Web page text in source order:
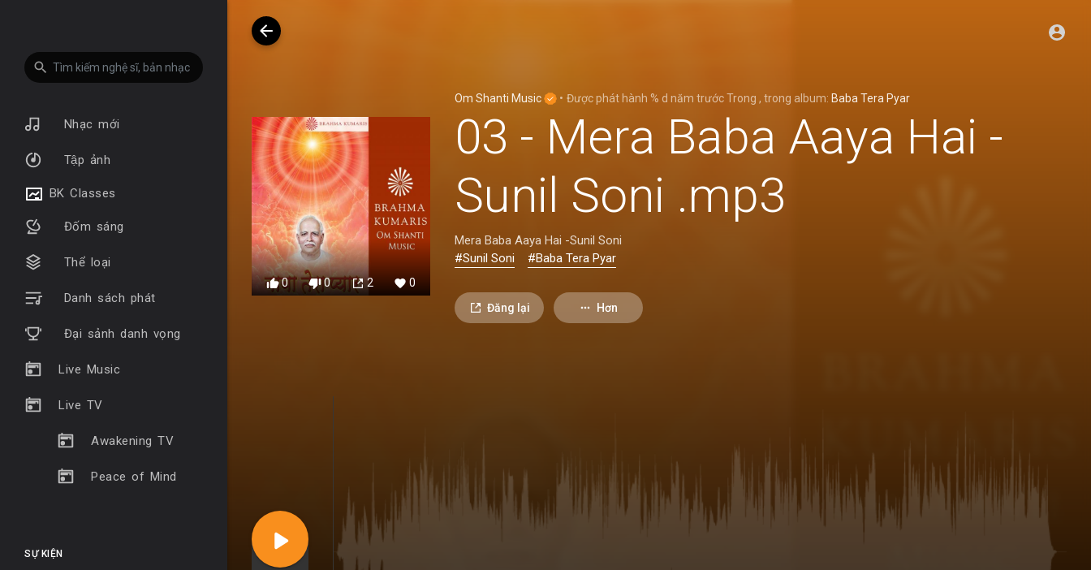
Nhạc mới
Tập ảnh
BK Classes
Đốm sáng
Thể loại
Danh sách phát
Đại sảnh danh vọng
Live Music
Live TV
Awakening TV
Peace of Mind
SỰ KIỆN
0 0 2 0
Om Shanti Music • Được phát hành % d năm trướcTrong , trong album: Baba Tera Pyar
03 - Mera Baba Aaya Hai -
Sunil Soni .mp3
Mera Baba Aaya Hai -Sunil Soni
#Sunil Soni
#Baba Tera Pyar
Đăng lại Hơn